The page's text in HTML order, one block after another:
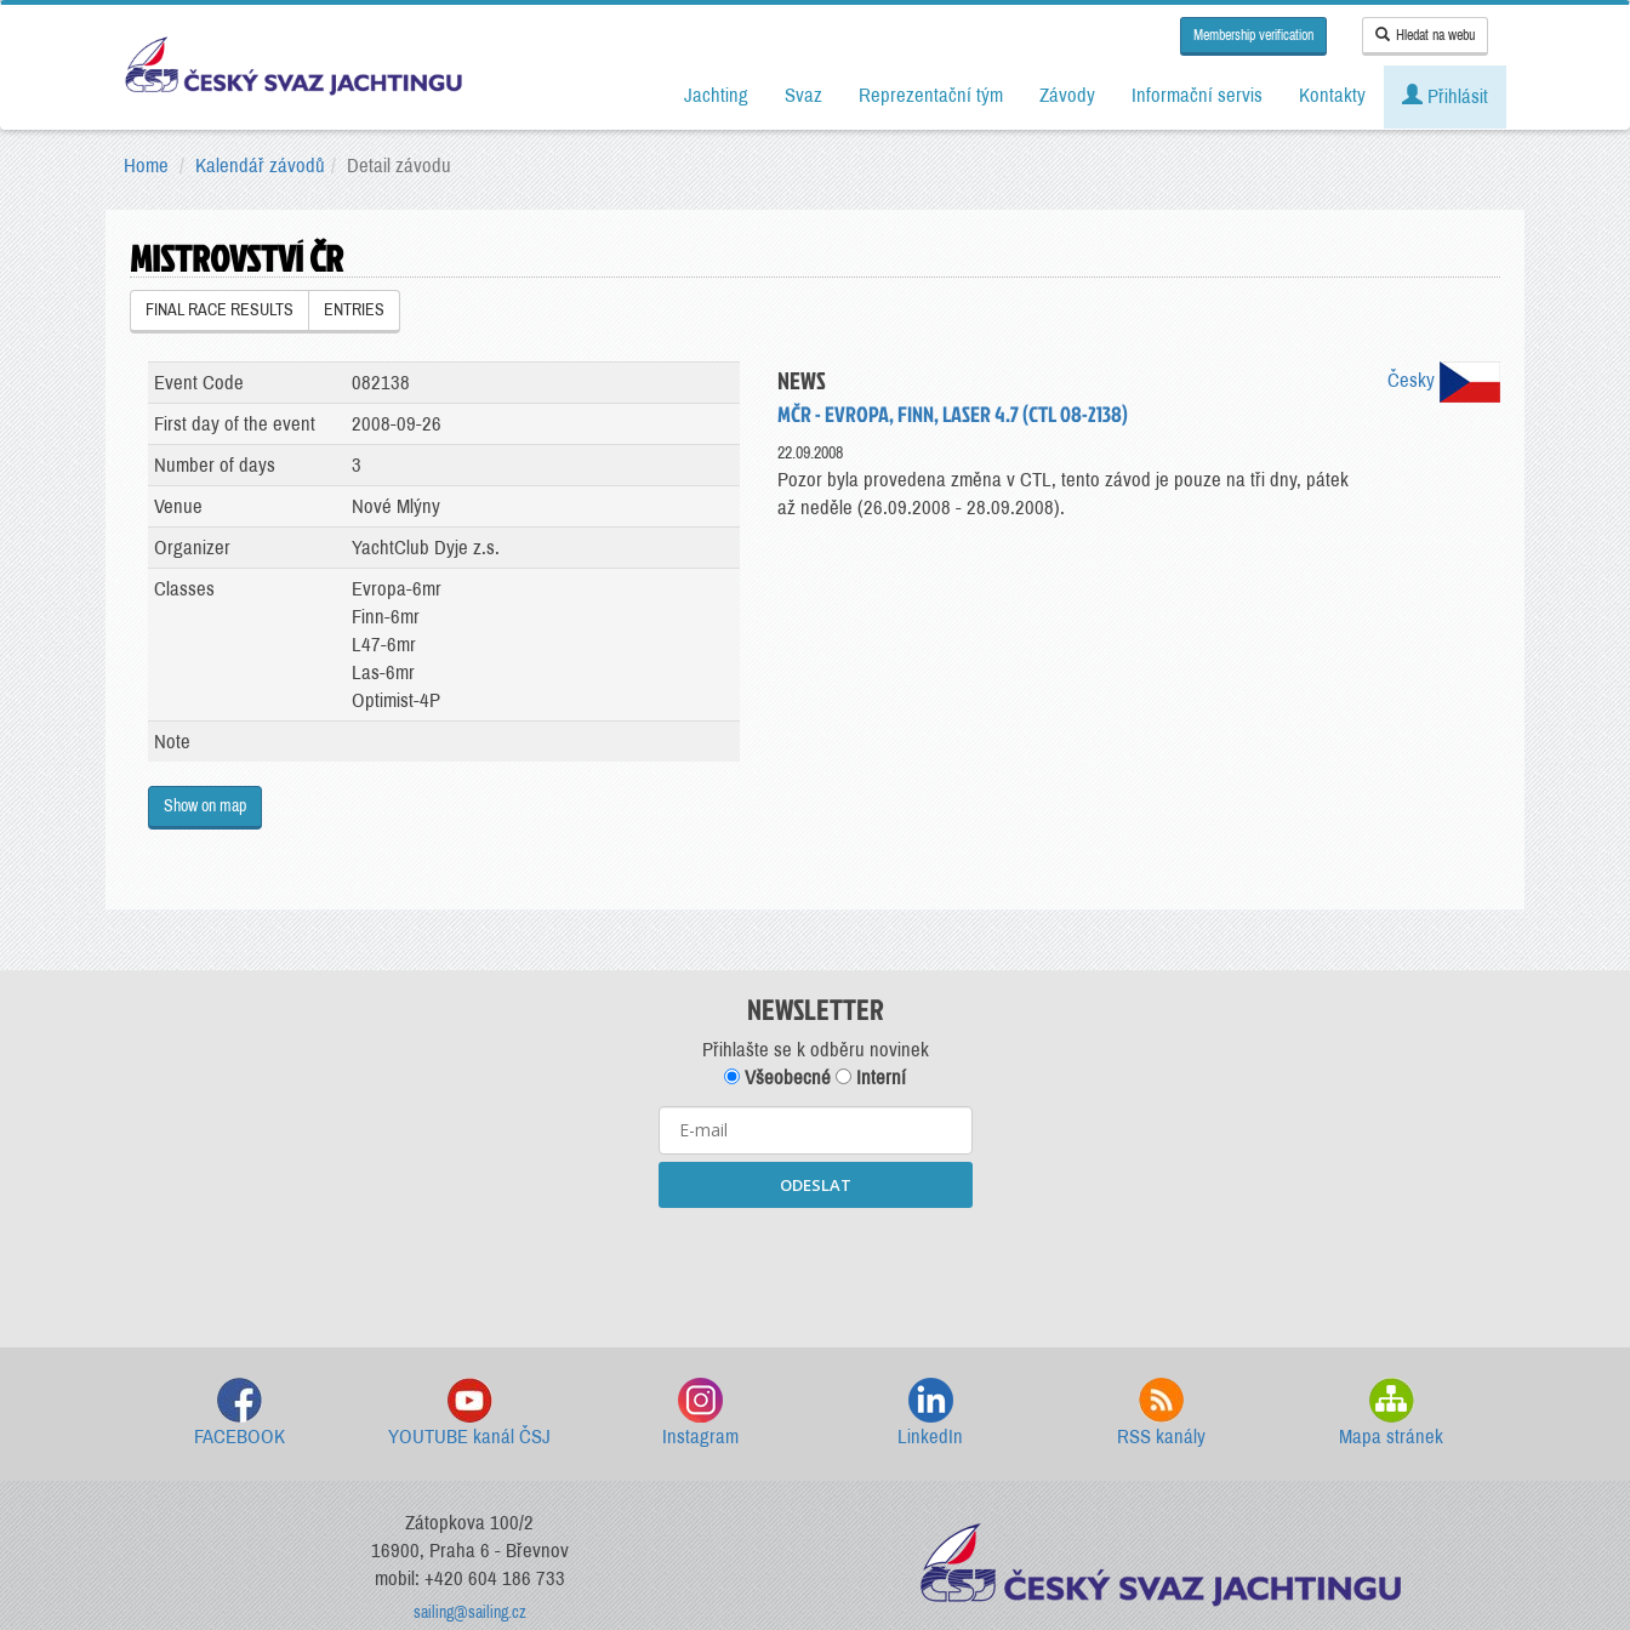
Membership verification Hledat na webu
Jachting Svaz Reprezentační tým Závody Informační servis Kontakty Přihlásit
Home Kalendář závodů Detail závodu
MISTROVSTVÍ ČR
FINAL RACE RESULTS ENTRIES
Česky
Event Code
082138
First day of the event
2008-09-26
Number of days
3
Venue
Nové Mlýny
Organizer
YachtClub Dyje z.s.
Classes
Evropa-6mr
Finn-6mr
L47-6mr
Las-6mr
Optimist-4P
Note
Show on map
NEWS
MČR - EVROPA, FINN, LASER 4.7 (CTL 08-2138)
22.09.2008
Pozor byla provedena změna v CTL, tento závod je pouze na tři dny, pátek
až neděle (26.09.2008 - 28.09.2008).
NEWSLETTER
Přihlašte se k odběru novinek
Všeobecné
Interní
ODESLAT
FACEBOOK YOUTUBE kanál ČSJ Instagram LinkedIn RSS kanály Mapa stránek
Zátopkova 100/2
16900, Praha 6 - Břevnov
mobil: +420 604 186 733
sailing@sailing.cz